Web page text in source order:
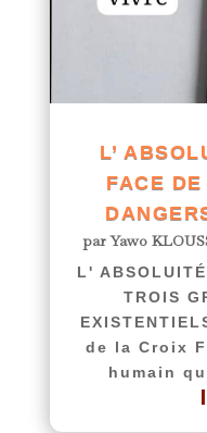
L’
FACE
parYawo
L'
TROIS
de la Croix
humain